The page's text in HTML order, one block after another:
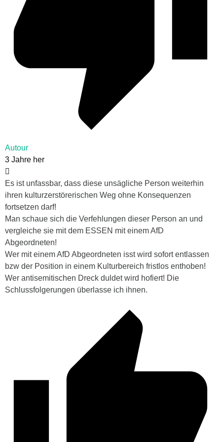
Autour
3 Jahre her
Es ist unfassbar, dass diese unsägliche Person weiterhin
ihren kulturzerstörerischen Weg ohne Konsequenzen
fortsetzen darf!
Man schaue sich die Verfehlungen dieser Person an und
vergleiche sie mit dem ESSEN mit einem AfD
Abgeordneten!
Wer mit einem AfD Abgeordneten isst wird sofort entlassen
bzw der Position in einem Kulturbereich fristlos enthoben!
Wer antisemitischen Dreck duldet wird hofiert! Die
Schlussfolgerungen überlasse ich ihnen.